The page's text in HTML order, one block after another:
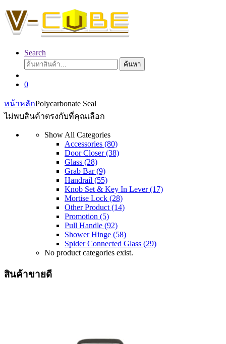
Search
ค้นหา:
ค้นหา
0
หน้าหลักPolycarbonate Seal
ไม่พบสินค้าตรงกับที่คุณเลือก
Show All Categories
Accessories (80)
Door Closer(38)
Glass (28)
Grab Bar(9)
Handrail (55)
Knob Set & Key In Lever(17)
Mortise Lock (28)
Other Product (14)
Promotion (5)
Pull Handle (92)
Shower Hinge (58)
Spider Connected Glass (29)
No product categories exist.
สินค้าขายดี